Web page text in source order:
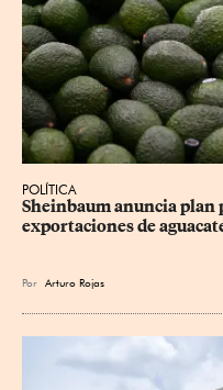
POLÍTICA
Sheinbaum anuncia plan
exportaciones de
Por Arturo Rojas